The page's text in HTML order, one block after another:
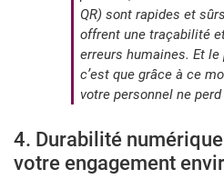
QR) sont rapides et
offrent une traçabilité
erreurs humaines. Et
c’est que grâce à ce
votre personnel ne
4. Durabilité
votre engagement